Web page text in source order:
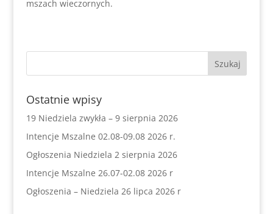
mszach wieczornych.
Ostatnie wpisy
19 Niedziela zwykła – 9 sierpnia 2026
Intencje Mszalne 02.08-09.08 2026 r.
Ogłoszenia Niedziela 2 sierpnia 2026
Intencje Mszalne 26.07-02.08 2026 r
Ogłoszenia – Niedziela 26 lipca 2026 r